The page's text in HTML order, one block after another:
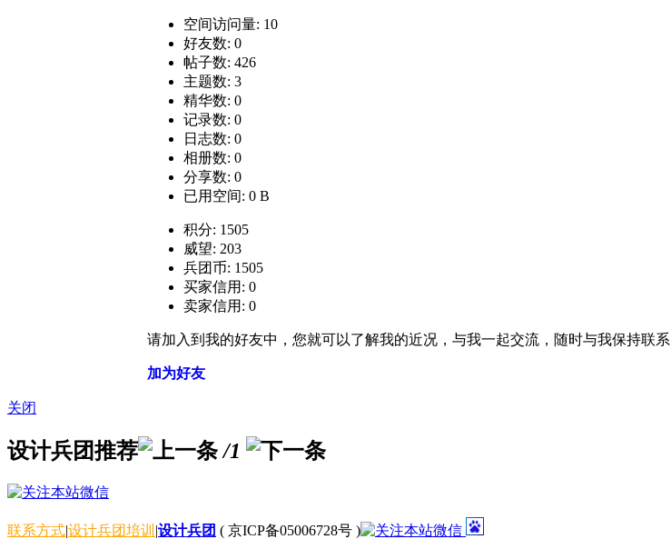
空间访问量: 10
好友数: 0
帖子数: 426
主题数: 3
精华数: 0
记录数: 0
日志数: 0
相册数: 0
分享数: 0
已用空间: 0 B
积分: 1505
威望: 203
兵团币: 1505
买家信用: 0
卖家信用: 0
请加入到我的好友中，您就可以了解我的近况，与我一起交流，随时与我保持联系
加为好友
关闭
设计兵团推荐 /1
联系方式|设计兵团培训 |设计兵团 ( 京ICP备05006728号 )